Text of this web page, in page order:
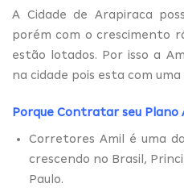
A Cidade de Arapiraca
porém com o crescimento
estão lotados. Por isso a
na cidade pois esta com
Porque Contratar seu Plano
Corretores Amil é uma
crescendo no Brasil,
Paulo.